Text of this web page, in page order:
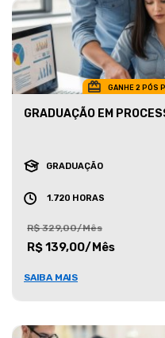
GANHE 2 PÓS
GRADUAÇÃO EM
GRADUAÇÃO
1.720 HORAS
R$ 329,00/Mês
R$ 139,00/Mês
SAIBA MAIS